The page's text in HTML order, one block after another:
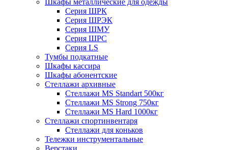
Шкафы металлические для одежды
Серия ШРК
Серия ШРЭК
Серия ШМУ
Серия ШРС
Серия LS
Тумбы подкатные
Шкафы кассира
Шкафы абонентские
Стеллажи архивные
Стеллажи MS Standart 500кг
Стеллажи MS Strong 750кг
Стеллажи MS Hard 1000кг
Стеллажи спортинвентаря
Стеллажи для коньков
Тележки инструментальные
Верстаки